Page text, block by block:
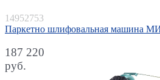
14952753
Паркетно шлифовальная машина
187 220
руб.